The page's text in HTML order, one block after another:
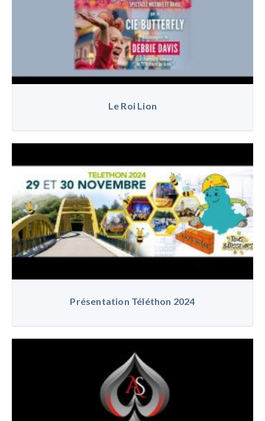
Le Roi Lion
Présentation Téléthon 2024